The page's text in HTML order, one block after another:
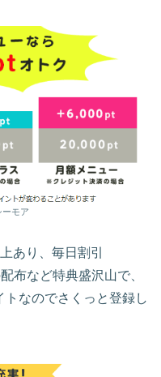
ーモア
あり、毎日割引
布など特典盛沢山で、
なのでさくっと登録し